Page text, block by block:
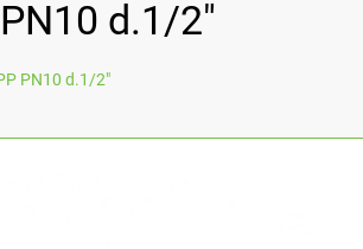
d.1/2"
PN10 d.1/2"